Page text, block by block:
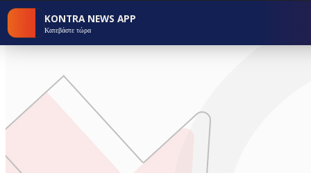
KONTRA NEWS APP
Κατεβάστε τώρα